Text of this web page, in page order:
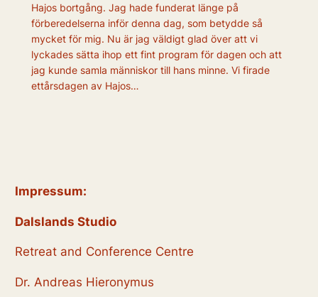
Hajos bortgång. Jag hade funderat länge på
förberedelserna inför denna dag, som betydde så
mycket för mig. Nu är jag väldigt glad över att vi
lyckades sätta ihop ett fint program för dagen och att
jag kunde samla människor till hans minne. Vi firade
ettårsdagen av Hajos…
Impressum:
Dalslands Studio
Retreat and Conference Centre
Dr. Andreas Hieronymus